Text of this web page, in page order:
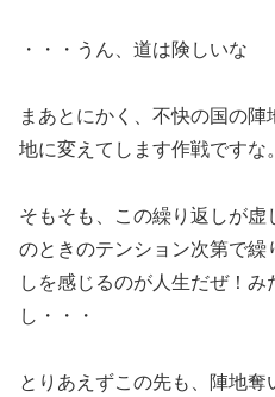
・・・うん、道は険しいな
まあとにかく、不快の国の
地に変えてします作戦ですな。
そもそも、この繰り返しが
のときのテンション次第で繰
しを感じるのが人生だぜ！
し・・・
とりあえずこの先も、陣地